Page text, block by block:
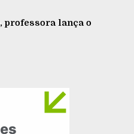
professora lança o